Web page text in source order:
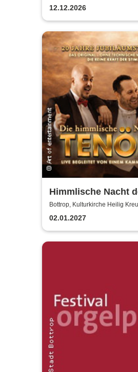
und Altonaer Theater
12.12.2026
Himmlische Nacht
- Das Original - Live
technische
Bottrop, Kulturkirche Heilig
02.01.2027